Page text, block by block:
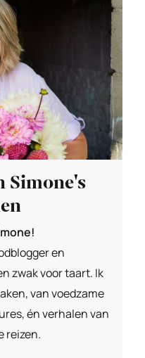
Simone's
en
zwak voor taart. Ik
van voedzame
én verhalen van
reizen.